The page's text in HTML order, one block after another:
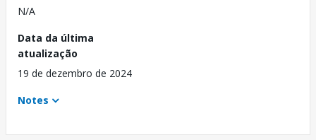
N/A
Data da última
atualização
19 de dezembro de 2024
Notes